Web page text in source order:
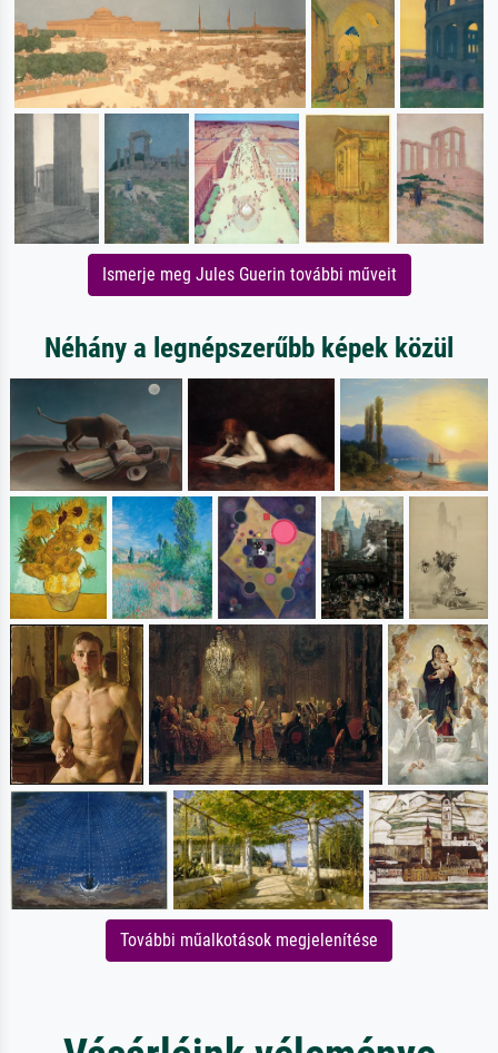
Ismerje meg Jules Guerin további műveit
Néhány a legnépszerűbb képek közül
További műalkotások megjelenítése